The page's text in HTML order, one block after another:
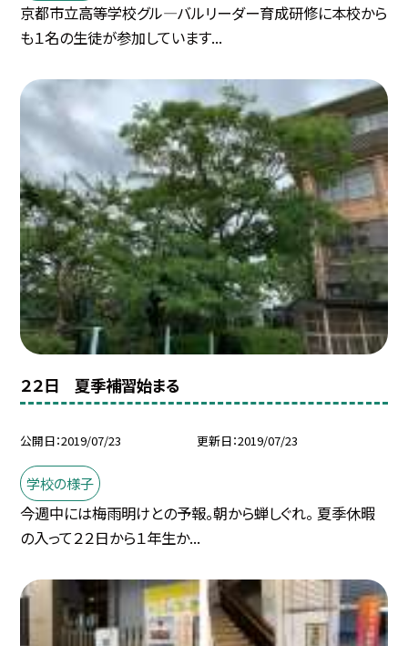
京都市立高等学校グル—バルリーダー育成研修に本校から
も１名の生徒が参加しています...
２２日 夏季補習始まる
公開日 2019/07/23 更新日 2019/07/23
学校の様子
今週中には梅雨明けとの予報。朝から蝉しぐれ。 夏季休暇
の入って２２日から１年生か...